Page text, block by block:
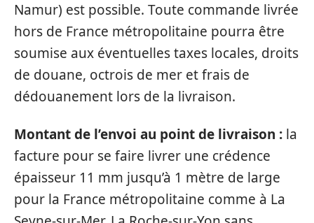
Namur) est possible. Toute commande livrée
hors de France métropolitaine pourra être
soumise aux éventuelles taxes locales, droits
de douane, octrois de mer et frais de
dédouanement lors de la livraison.
Montant de l’envoi au point de livraison : la
facture pour se faire livrer une crédence
épaisseur 11 mm jusqu’à 1 mètre de large
pour la France métropolitaine comme à La